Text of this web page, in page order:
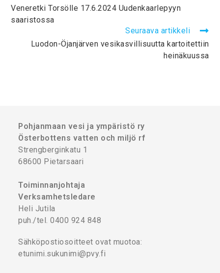
Veneretki Torsölle 17.6.2024 Uudenkaarlepyyn
saaristossa
Seuraava artikkeli
Luodon-Öjanjärven vesikasvillisuutta kartoitettiin
heinäkuussa
Pohjanmaan vesi ja ympäristö ry
Österbottens vatten och miljö rf
Strengberginkatu 1
68600 Pietarsaari
Toiminnanjohtaja
Verksamhetsledare
Heli Jutila
puh./tel. 0400 924 848
Sähköpostiosoitteet ovat muotoa:
etunimi.sukunimi@pvy.fi